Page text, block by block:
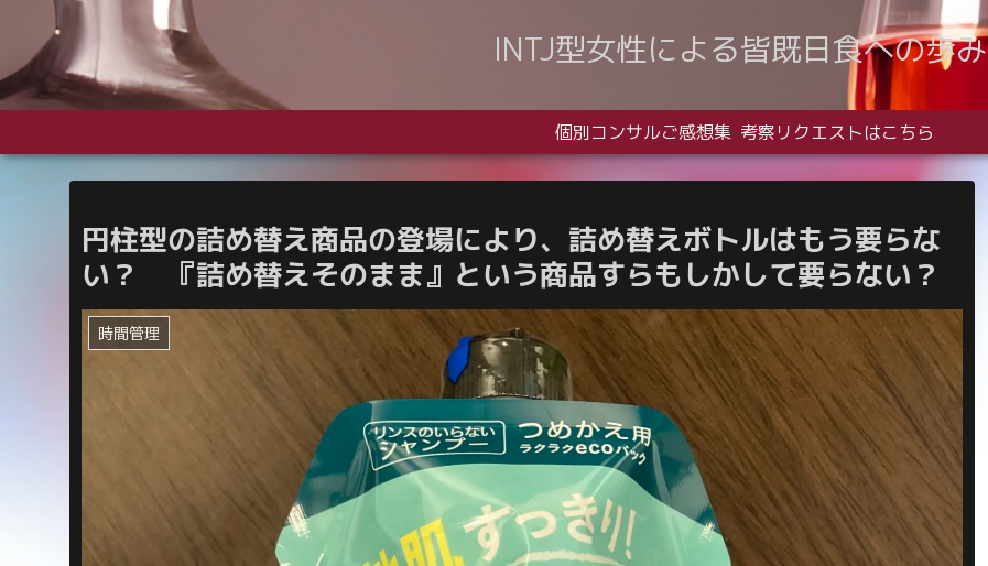
INTJ型女性による皆既日食への歩み
個別コンサルご感想集 考察リクエストはこちら
円柱型の詰め替え商品の登場により、詰め替えボトルはもう要らな
い？ 『詰め替えそのまま』という商品すらもしかして要らない？
時間管理